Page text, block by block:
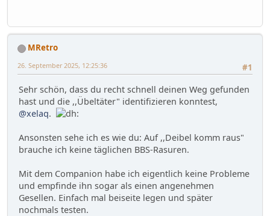
MRetro
#1
26. September 2025, 12:25:36
Sehr schön, dass du recht schnell deinen Weg gefunden
hast und die ,,Übeltäter" identifizieren konntest,
@xelaq.
Ansonsten sehe ich es wie du: Auf ,,Deibel komm raus"
brauche ich keine täglichen BBS-Rasuren.
Mit dem Companion habe ich eigentlich keine Probleme
und empfinde ihn sogar als einen angenehmen
Gesellen. Einfach mal beiseite legen und später
nochmals testen.